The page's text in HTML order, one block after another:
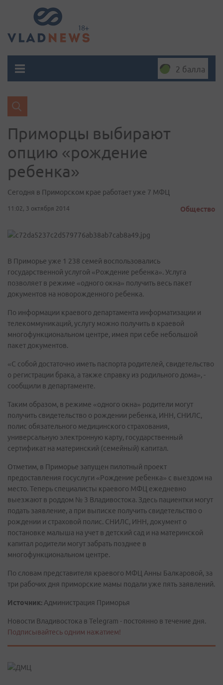
2 балла
Приморцы выбирают
опцию «рождение
ребенка»
Сегодня в Приморском крае работает уже 7 МФЦ
11:02, 3 октября 2014 Общество
В Приморье уже 1 238 семей воспользовались
государственной услугой «Рождение ребенка». Услуга
позволяет в режиме «одного окна» получить весь пакет
документов на новорожденного ребенка.
По информации краевого департамента информатизации и
телекоммуникаций, услугу можно получить в краевой
многофункциональном центре, имея при себе небольшой
пакет документов.
«С собой достаточно иметь паспорта родителей, свидетельство
о регистрации брака, а также справку из родильного дома», -
сообщили в департаменте.
Таким образом, в режиме «одного окна» родители могут
получить свидетельство о рождении ребенка, ИНН, СНИЛС,
полис обязательного медицинского страхования,
универсальную электронную карту, государственный
сертификат на материнский (семейный) капитал.
Отметим, в Приморье запущен пилотный проект
предоставления госуслуги «Рождение ребенка» с выездом на
место. Теперь специалисты краевого МФЦ ежедневно
выезжают в роддом № 3 Владивостока. Здесь пациентки могут
подать заявление, а при выписке получить свидетельство о
рождении и страховой полис. СНИЛС, ИНН, документ о
постановке малыша на учет в детский сад и на материнской
капитал родители могут забрать позднее в
многофункциональном центре.
По словам представителя краевого МФЦ Анны Балкаровой, за
три рабочих дня приморские мамы подали уже пять заявлений.
Источник: Администрация Приморья
Новости Владивостока в Telegram - постоянно в течение дня.
Подписывайтесь одним нажатием!